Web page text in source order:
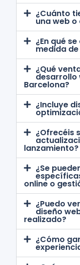
¿Cuánto
una web o
¿En qué
medida
¿Qué
desarrollo
Barcelona?
¿Incluye
¿Ofrecéis
lanzamiento?
¿Se
online o
¿Puedo
diseño
realizado?
¿Cómo